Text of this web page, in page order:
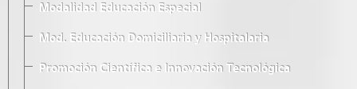
Modalidad Educación Especial
Mod. Educación Domiciliaria y Hospitalaria
Promoción Científica e Innovación Tecnológica